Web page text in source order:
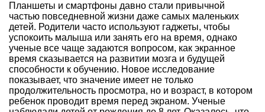
Планшеты и смартфоны давно стали привычной
частью повседневной жизни даже самых маленьких
детей. Родители часто используют гаджеты, чтобы
успокоить малыша или занять его на время, однако
ученые все чаще задаются вопросом, как экранное
время сказывается на развитии мозга и будущей
способности к обучению. Новое исследование
показывает, что значение имеет не только
продолжительность просмотра, но и возраст, в котором
ребенок проводит время перед экраном. Ученые